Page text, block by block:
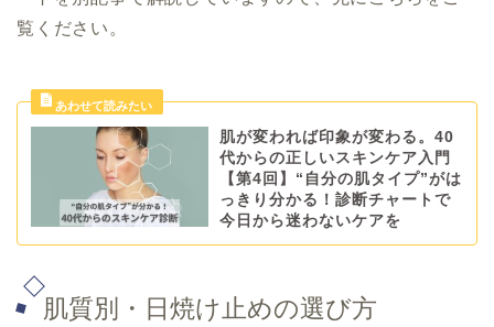
覧ください。
肌が変われば印象が変わる。40
代からの正しいスキンケア入門
【第4回】“自分の肌タイプ”がは
っきり分かる！診断チャートで
今日から迷わないケアを
肌質別・日焼け止めの選び方